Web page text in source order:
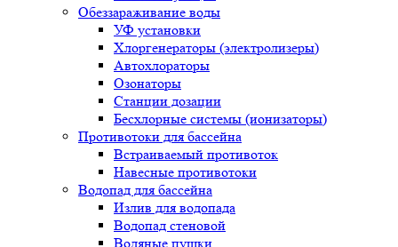
Обеззараживание воды
УФ установки
Хлоргенераторы (электролизеры)
Автохлораторы
Озонаторы
Станции дозации
Бесхлорные системы (ионизаторы)
Противотоки для бассейна
Встраиваемый противоток
Навесные противотоки
Водопад для бассейна
Излив для водопада
Водопад стеновой
Водяные пушки